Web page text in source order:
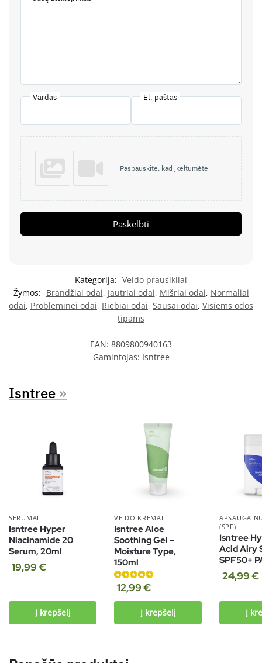
Vardas El. paštas
Paspauskite, kad įkeltumėte
Paskelbti
Kategorija: Veido prausikliai
Žymos: Brandžiai odai, Jautriai odai, Mišriai odai, Normaliai
odai, Probleminei odai, Riebiai odai, Sausai odai, Visiems odos
tipams
EAN: 8809800940163
Gamintojas: Isntree
Isntree »
SERUMAI
Isntree Hyper
Niacinamide 20
Serum, 20ml
19,99€
Į krepšelį
VEIDO KREMAI
Isntree Aloe
Soothing Gel –
Moisture Type,
150ml
Įvertinimas:
12,99€
Į krepšelį
APSAUGA
(SPF)
Isntree
Acid Airy
SPF50+
24,99€
Į